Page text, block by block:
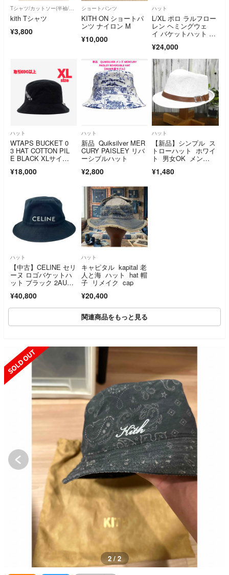
Tシャツ/カットソー(半袖/袖なし)
kith Tシャツ
¥3,800
ショートパンツ
KITH ON ショートパ
ンツ ナイロン M
¥10,000
ハット
L/XL ポロ ラルフロー
レン ヘミングウェ
イ バケットハット 帽
¥24,000
ハット
WTAPS BUCKET 0
3 HAT COTTON PIL
E BLACK XLサイ
ケットハット ブラッ
¥18,000
ハット
新品 Quiksilver MER
CURY PAISLEY リバ
ーシブルハット
¥2,800
ハット
【新品】シンプル ス
トローハット ホワイ
ト 男女OK メン
¥1,480
ハット
【中古】CELINE セリ
ーヌ ロゴバケットハ
ット ブラック 2AUO4
ズ ブラックロゴハッ
ト 26020464 RD
¥40,800
ハット
キャピタル kapital 老
人と海 ハット hat 帽
子 リメイク cap
¥20,400
関連商品をもっと見る
2 / 2